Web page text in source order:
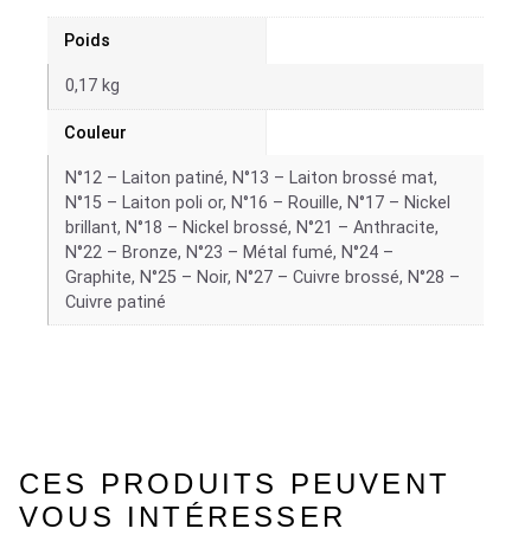
Poids
0,17 kg
Couleur
N°12 – Laiton patiné, N°13 – Laiton brossé mat,
N°15 – Laiton poli or, N°16 – Rouille, N°17 – Nickel
brillant, N°18 – Nickel brossé, N°21 – Anthracite,
N°22 – Bronze, N°23 – Métal fumé, N°24 –
Graphite, N°25 – Noir, N°27 – Cuivre brossé, N°28 –
Cuivre patiné
CES PRODUITS PEUVENT
VOUS INTÉRESSER